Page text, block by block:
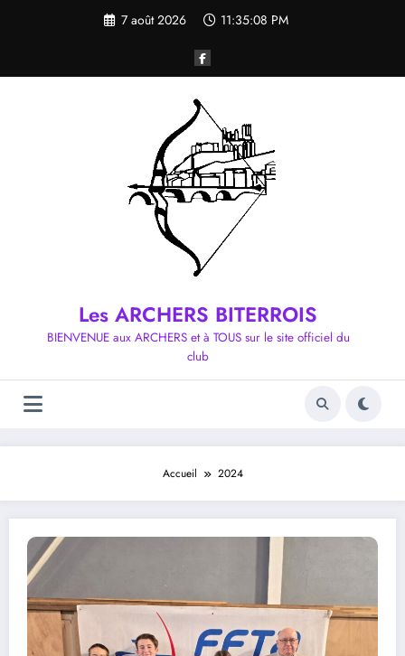
7 août 2026 11:35:09 PM
Les ARCHERS BITERROIS
BIENVENUE aux ARCHERS et à TOUS sur le site officiel du
club
Accueil 2024